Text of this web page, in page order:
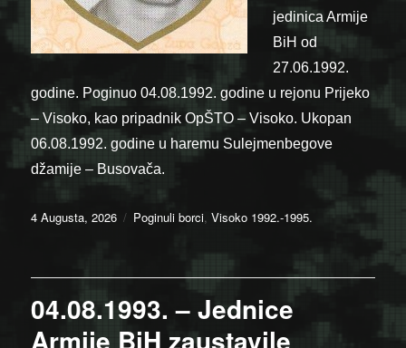
jedinica Armije
BiH od
27.06.1992.
godine. Poginuo 04.08.1992. godine u rejonu Prijeko
– Visoko, kao pripadnik OpŠTO – Visoko. Ukopan
06.08.1992. godine u haremu Sulejmenbegove
džamije – Busovača.
Posted
4 Augusta, 2026 Categories
Poginuli borci,Visoko 1992.-1995.
04.08.1993. – Jednice
Armije BiH zaustavile